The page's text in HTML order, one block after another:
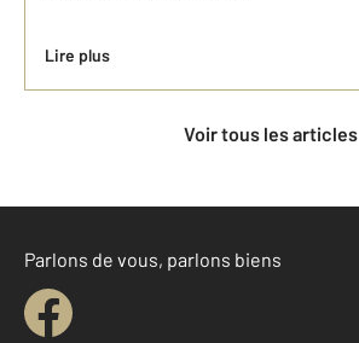
Lire plus
Voir tous les articles
Parlons de vous, parlons biens